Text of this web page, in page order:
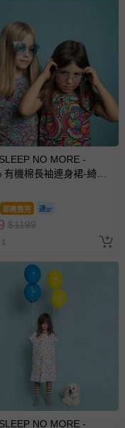
NO MORE -
有機棉長袖連身裙-綺麗
即將售完
$1199
NO MORE -